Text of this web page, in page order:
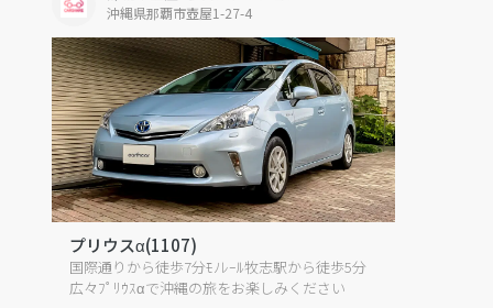
沖縄県那覇市壺屋1-27-4
プリウスα(1107)
国際通りから徒歩7分ﾓﾉﾚｰﾙ牧志駅から徒歩5分
広々ﾌﾟﾘｳｽαで沖縄の旅をお楽しみください